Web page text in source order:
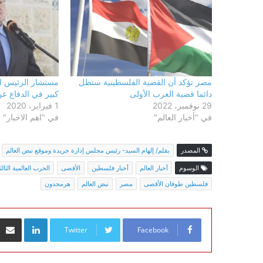
مصر تؤكد أن القضية الفلسطينية ستظل
دائما قضية العرب الأولى
29 نوفمبر، 2022
في "أخبار العالم"
مستشار الرئيس
كبير في الدفاع
1 فبراير، 2020
في "اهم الاخبار"
المصدر بقلم/ إلهام السيد- رئيس مجلس إدارة جريدة وموقع نبض العالم
الوسوم أخبار العالم أخبار فلسطين الأقصى الحرب العالمية
فلسطين طوفان الأقصى
مصر نبض العالم هرمجدون
Facebook
Twitter